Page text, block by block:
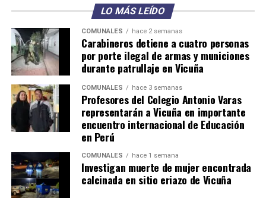
LO MÁS LEÍDO
COMUNALES hace 2 semanas
Carabineros detiene a cuatro personas
por porte ilegal de armas y municiones
durante patrullaje en Vicuña
COMUNALES hace 3 semanas
Profesores del Colegio Antonio Varas
representarán a Vicuña en importante
encuentro internacional de Educación
en Perú
COMUNALES hace 1 semana
Investigan muerte de mujer encontrada
calcinada en sitio eriazo de Vicuña